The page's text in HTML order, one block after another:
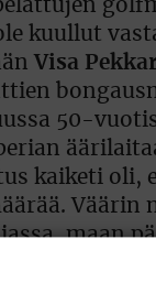
kuullut
Visa
50-
kaiketi oli,
maan
varten